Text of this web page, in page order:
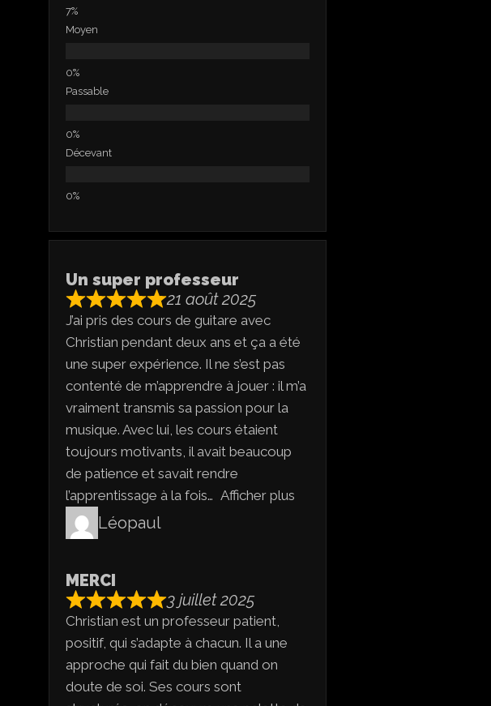
Moyen
Passable
Décevant
Un super professeur
21 août 2025
J’ai pris des cours de guitare avec
Christian pendant deux ans et ça a été
une super expérience. Il ne s’est pas
contenté de m’apprendre à jouer : il m’a
vraiment transmis sa passion pour la
musique. Avec lui, les cours étaient
toujours motivants, il avait beaucoup
de patience et savait rendre
l’apprentissage à la fois
Afficher plus
Léopaul
MERCI
3 juillet 2025
Christian est un professeur patient,
positif, qui s’adapte à chacun. Il a une
approche qui fait du bien quand on
doute de soi. Ses cours sont